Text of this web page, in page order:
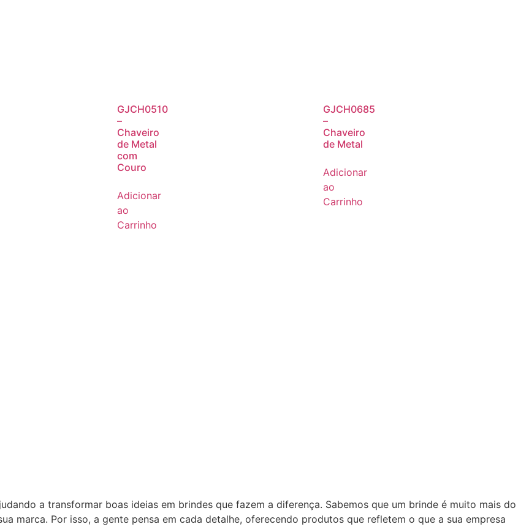
GJCH0510
–
Chaveiro
de Metal
com
Couro
Adicionar
ao
Carrinho
GJCH0685
–
Chaveiro
de Metal
Adicionar
ao
Carrinho
a transformar boas ideias em brindes que fazem a diferença. Sabemos que um brinde é muito mais do
marca. Por isso, a gente pensa em cada detalhe, oferecendo produtos que refletem o que a sua empresa